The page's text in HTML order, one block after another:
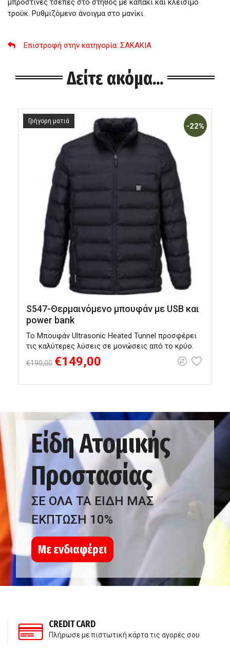
μπροστινές τσέπες στο στήθος με καπάκι και κλείσιμο
τρούκ. Ρυθμιζόμενο άνοιγμα στο μανίκι.
Επιστροφή στην κατηγορία: ΣΑΚΑΚΙΑ
Δείτε ακόμα...
-22%
S547-Θερμαινόμενο μπουφάν με USB και
power bank
Το Μπουφάν Ultrasonic Heated Tunnel προσφέρει
τις καλύτερες λύσεις σε μονώσεις από το κρύο.
€190,00 €149,00
Γρήγορη ματιά
Είδη Ατομικής
Προστασίας
ΣΕ ΟΛΑ ΤΑ ΕΙΔΗ ΜΑΣ
ΕΚΠΤΩΣΗ 10%
Με ενδιαφέρει
CREDIT CARD
Πλήρωσε με πιστωτική κάρτα τις αγορές σου